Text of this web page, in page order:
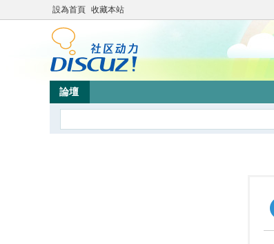
設為首頁 收藏本站
論壇